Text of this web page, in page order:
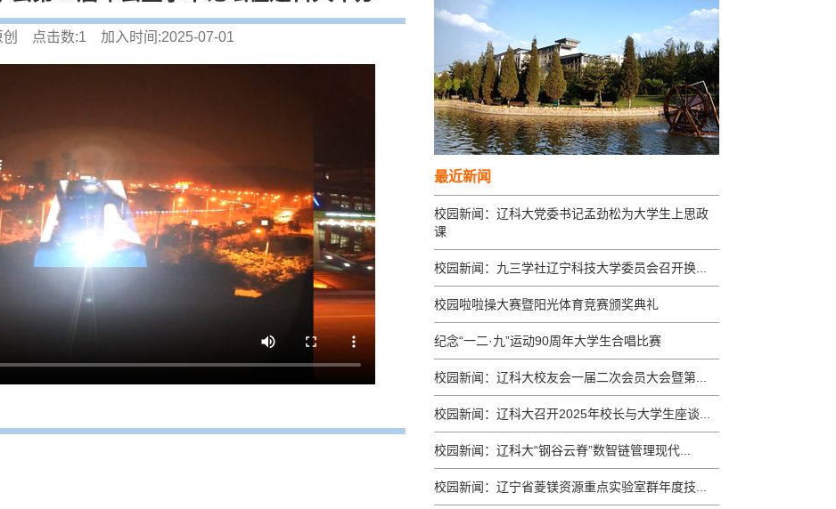
创 点击数:1 加入时间:2025-07-01
最近新闻
校园新闻：辽科大党委书记孟劲松为大学生上思政
课
校园新闻：九三学社辽宁科技大学委员会召开换...
校园啦啦操大赛暨阳光体育竞赛颁奖典礼
纪念“一二·九”运动90周年大学生合唱比赛
校园新闻：辽科大校友会一届二次会员大会暨第...
校园新闻：辽科大召开2025年校长与大学生座谈...
校园新闻：辽科大“钢谷云脊”数智链管理现代...
校园新闻：辽宁省菱镁资源重点实验室群年度技...